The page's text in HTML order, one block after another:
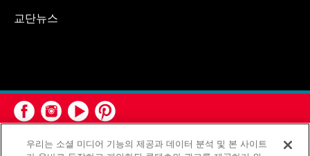
교단뉴스
우리는 소셜 미디어 기능의 제공과 데이터 분석 및 본 사이트